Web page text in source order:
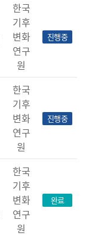
한국
기후
변화
연구
원
진행중
한국
기후
변화
연구
원
진행중
한국
기후
변화
연구
원
완료